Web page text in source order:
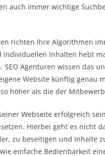
auch immer wichtige
richten Ihre Algorithmen
Inhalten hebt
Agenturen wissen das
Website künftig genau
höher als die der
Webseite erfolgreich
Hierbei geht es nicht
zu beseitigen und Inhalte
einfache Bedienbarkeit